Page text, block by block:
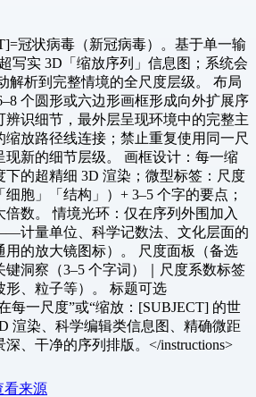
冠状病毒（新冠病毒）。基于单一输
写实 3D「缩放序列」信息图；系统会
解析到完整情境的全尺度层级。 布局
个圆形或六边形画框形成向外扩展序
辨识细节，最外层呈现环境中的完整主
放路径线连接；禁止重复使用同一尺
新的细节层级。 画框设计：每一缩
的超精细 3D 渲染；微型标签：尺度
胞」「结构」）+ 3–5 个字的要点；
数。 情境光环：仅在序列外围加入
计量单位、科学记数法、文化层面的
用的放大镜图标）。 尺度面板（备选
洞察（3–5 个字词）｜尺度系数标签
形、粒子等）。 标题可选
每一尺度”或“缩放：[SUBJECT] 的世
渲染、科学编辑类信息图、精确微距
、干净的序列排版。</instructions>
看来源